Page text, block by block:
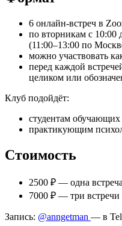
6 онлайн-встреч в
по вторникам с 10:00
(11:00–13:00 по
можно участвовать
перед каждой
целиком или
Клуб подойдёт:
студентам
практикующим
Стоимость
2500 ₽ — одна встреча
7000 ₽ — три встречи
Запись: @anngetman — в